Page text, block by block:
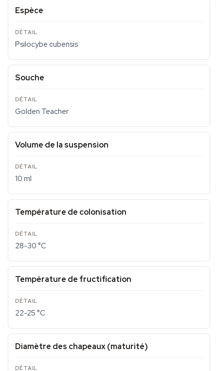
Espèce
Psilocybe cubensis
Souche
Golden Teacher
Volume de la suspension
10 ml
Température de colonisation
28-30 °C
Température de fructification
22-25 °C
Diamètre des chapeaux (maturité)